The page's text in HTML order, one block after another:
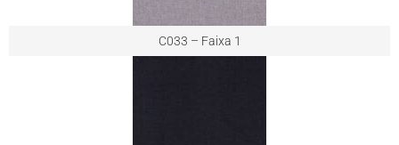
C033 – Faixa 1